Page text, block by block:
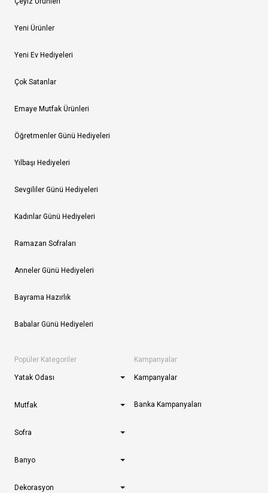
Yeni Ürünler
Yeni Ev Hediyeleri
Çok Satanlar
Emaye Mutfak Ürünleri
Öğretmenler Günü Hediyeleri
Yılbaşı Hediyeleri
Sevgililer Günü Hediyeleri
Kadınlar Günü Hediyeleri
Ramazan Sofraları
Anneler Günü Hediyeleri
Bayrama Hazırlık
Babalar Günü Hediyeleri
Popüler Kategoriler
Yatak Odası
Mutfak
Sofra
Banyo
Dekorasyon
Kampanyalar
Kampanyalar
Banka Kampanyaları